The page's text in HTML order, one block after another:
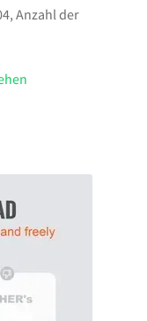
Anzahl der